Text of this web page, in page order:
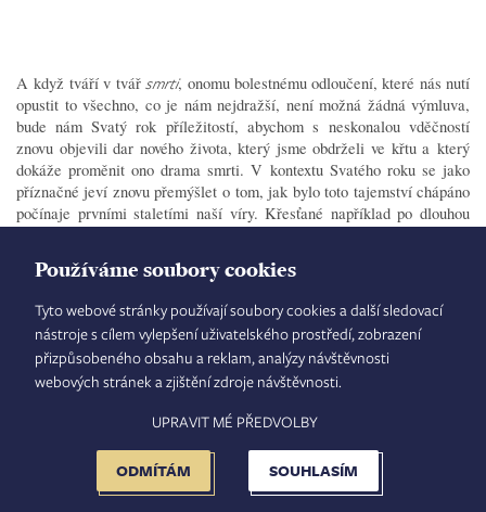
Používáme soubory cookies
Tyto webové stránky používají soubory cookies a další sledovací
nástroje s cílem vylepšení uživatelského prostředí, zobrazení
přizpůsobeného obsahu a reklam, analýzy návštěvnosti
webových stránek a zjištění zdroje návštěvnosti.
SOUHLASÍM
ODMÍTÁM
UPRAVIT MÉ PŘEDVOLBY
A když tváří v tvářsmrti, onomu bolestnému odloučení, které nás nutí
opustit to všechno, co je nám nejdražší, není možná žádná výmluva,
bude nám Svatý rok příležitostí, abychom s neskonalou vděčností
znovu objevili dar nového života, který jsme obdrželi ve křtu a který
dokáže proměnit ono drama smrti. V kontextu Svatého roku se jako
příznačné jeví znovu přemýšlet o tom, jak bylo toto tajemství chápáno
počínaje prvními staletími naší víry. Křesťané například po dlouhou
v Římě u Svatého Jana v Lateránu. Tento tvar poukazuje na to, že
v křestním prameni se začíná osmý den, tedy den vzkříšení, den, který
jde za rámec obvyklého týdenního rytmu života, a tak otvírá běh času
rozměru věčnosti, životu, který trvá na věky. Toto je cíl, ke kterému
vztahujeme naše pozemské putování (srov.Řím6,22).
Nejpřesvědčivějšími svědky této naděje nám jsou mučedníci
díky své pevné víře ve zmrtvýchvstalého Krista dokázali vzdát
samotného života zde na zemi, aby nezradili svého Pána. Žili ve všech